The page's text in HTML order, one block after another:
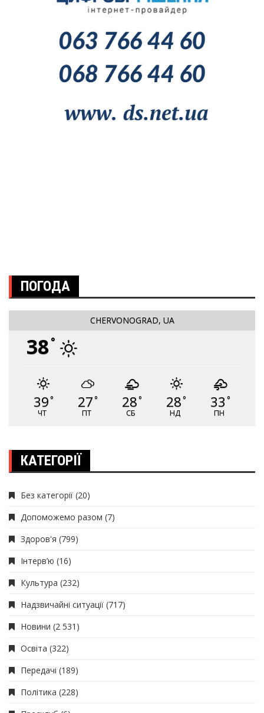
ПОГОДА
CHERVONOGRAD, UA
38°
39°
ЧТ
27°
ПТ
28°
СБ
28°
НД
33 °
ПН
КАТЕГОРІЇ
Без категорії (20)
Допоможемо разом (7)
Здоров'я (799)
Інтерв’ю (16)
Культура (232)
Надзвичайні ситуації (717)
Новини (2 531)
Освіта (322)
Передачі (189)
Політика (228)